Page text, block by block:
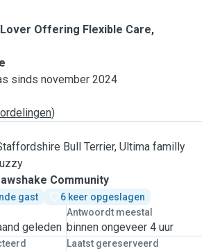
Offering Flexible Care,
sinds november 2024
)
Bull Terrier, Ultima familly
Community
gast
6 keer opgeslagen
geleden
Antwoordt meestal
binnen ongeveer 4 uur
Laatst gereserveerd